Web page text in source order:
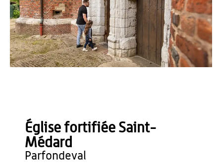
OT TH - Loïc RIDOU
Église fortifiée Saint-
Médard
parfondeval